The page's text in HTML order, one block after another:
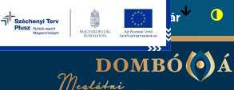
Városunk Dombóvár